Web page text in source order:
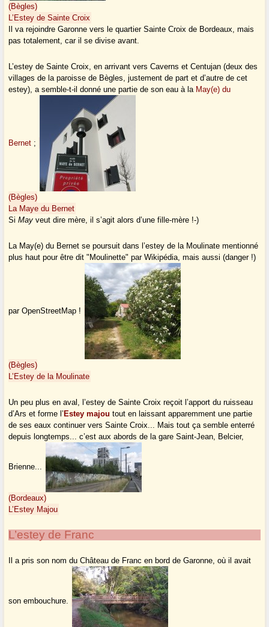
(Bègles)
L’Estey de Sainte Croix
Il va rejoindre Garonne vers le quartier Sainte Croix de Bordeaux, mais
pas totalement, car il se divise avant.
L’estey de Sainte Croix, en arrivant vers Caverns et Centujan (deux des
villages de la paroisse de Bègles, justement de part et d’autre de cet
estey), a semble-t-il donné une partie de son eau à la May(e) du
Bernet ;
(Bègles)
La Maye du Bernet
SiMay veut dire mère, il s’agit alors d’une fille-mère !-)
La May(e) du Bernet se poursuit dans l’estey de la Moulinate mentionné
plus haut pour être dit "Moulinette" par Wikipédia, mais aussi (danger !)
par OpenStreetMap !
(Bègles)
L’Estey de la Moulinate
Un peu plus en aval, l’estey de Sainte Croix reçoit l’apport du ruisseau
d’Ars et forme l’ Estey majou tout en laissant apparemment une partie
de ses eaux continuer vers Sainte Croix... Mais tout ça semble enterré
depuis longtemps... c’est aux abords de la gare Saint-Jean, Belcier,
Brienne...
(Bordeaux)
L’Estey Majou
L’estey de Franc
Il a pris son nom du Château de Franc en bord de Garonne, où il avait
son embouchure.